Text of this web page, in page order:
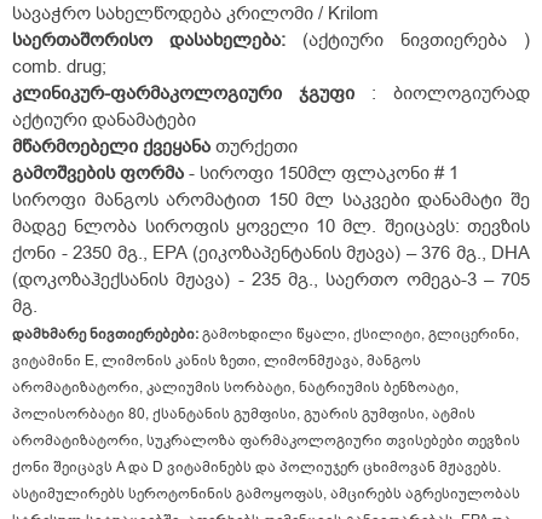
სავაჭრო სახელწოდება კრილომი / Krilom
საერთაშორისო დასახელება: (აქტიური ნივთიერება )
comb. drug;
კლინიკურ-ფარმაკოლოგიური ჯგუფი : ბიოლოგიურად
აქტიური დანამატები
მწარმოებელი ქვეყანა თურქეთი
გამოშვების ფორმა - სიროფი 150მლ ფლაკონი # 1
სიროფი მანგოს არომატით 150 მლ საკვები დანამატი შე
მადგე ნლობა სიროფის ყოველი 10 მლ. შეიცავს: თევზის
ქონი - 2350 მგ., EPA (ეიკოზაპენტანის მჟავა) – 376 მგ., DHA
(დოკოზაჰექსანის მჟავა) - 235 მგ., საერთო ომეგა-3 – 705
მგ.
დამხმარე ნივთიერებები:გამოხდილი წყალი, ქსილიტი, გლიცერინი,
ვიტამინი E, ლიმონის კანის ზეთი, ლიმონმჟავა, მანგოს
არომატიზატორი, კალიუმის სორბატი, ნატრიუმის ბენზოატი,
პოლისორბატი 80, ქსანტანის გუმფისი, გუარის გუმფისი, ატმის
არომატიზატორი, სუკრალოზა ფარმაკოლოგიური თვისებები თევზის
ქონი შეიცავს A და D ვიტამინებს და პოლიუჯერ ცხიმოვან მჟავებს.
ასტიმულირებს სეროტონინის გამოყოფას, ამცირებს აგრესიულობას